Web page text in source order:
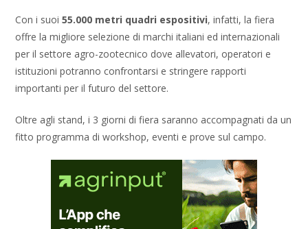
Con i suoi55.000 metri quadri espositivi, infatti, la fiera
offre la migliore selezione di marchi italiani ed internazionali
per il settore agro-zootecnico dove allevatori, operatori e
istituzioni potranno confrontarsi e stringere rapporti
importanti per il futuro del settore.
Oltre agli stand, i 3 giorni di fiera saranno accompagnati da un
fitto programma di workshop, eventi e prove sul campo.